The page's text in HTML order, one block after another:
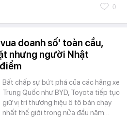
0
doanh số' toàn cầu,
nhưng người Nhật
Bất chấp sự bứt phá của các hãng xe
Trung Quốc như BYD, Toyota tiếp tục
giữ vị trí thương hiệu ô tô bán chạy
nhất thế giới trong nửa đầu năm…